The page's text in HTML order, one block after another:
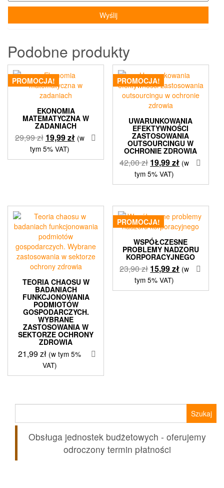
Podobne produkty
PROMOCJA!
EKONOMIA
MATEMATYCZNA W
ZADANIACH
29,99zł Pierwotna
cena
wynosiła:
19,99złAktualna
wynosi:
(w
tym 5% VAT)
PROMOCJA!
UWARUNKOWANIA
EFEKTYWNOŚCI
ZASTOSOWANIA
OUTSOURCINGU W
OCHRONIE ZDROWIA
42,00zł Pierwotna
cena
wynosiła:
19,99złAktualna
wynosi:
(w
tym 5% VAT)
TEORIA CHAOSU W
BADANIACH
FUNKCJONOWANIA
PODMIOTÓW
GOSPODARCZYCH.
WYBRANE
ZASTOSOWANIA W
SEKTORZE OCHRONY
ZDROWIA
21,99zł (w tym 5%
VAT)
PROMOCJA!
WSPÓŁCZESNE
PROBLEMY NADZORU
KORPORACYJNEGO
23,90zł Pierwotna
cena
wynosiła:
15,99złAktualna
wynosi:
(w
tym 5% VAT)
Obsługa jednostek budżetowych - oferujemy
odroczony termin płatności